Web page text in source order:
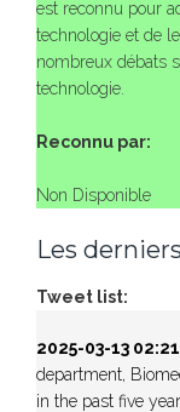
est reconnu pour
technologie et de
nombreux débats
technologie.
Reconnu par:
Non Disponible
Les
Tweet list:
2025-03-13
department,
in the past five